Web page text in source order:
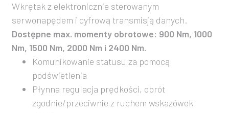
Wkrętak z elektronicznie sterowanym
serwonapędem i cyfrową transmisją danych.
Dostępne max. momenty obrotowe: 900 Nm, 1000
Nm, 1500 Nm, 2000 Nm i 2400 Nm.
Komunikowanie statusu za pomocą
podświetlenia
Płynna regulacja prędkości, obrót
zgodnie/przeciwnie z ruchem wskazówek